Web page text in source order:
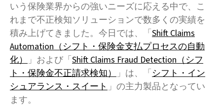
いう保険業界からの強いニーズに応える中で、こ
れまで不正検知ソリューションで数多くの実績を
積み上げてきました。今日では、「Shift Claims
Automation（シフト・保険金支払プロセスの自動
化）」および「Shift Claims Fraud Detection（シフ
ト・保険金不正請求検知）」は、「シフト・イン
シュアランス・スイート」の主力製品となってい
ます。